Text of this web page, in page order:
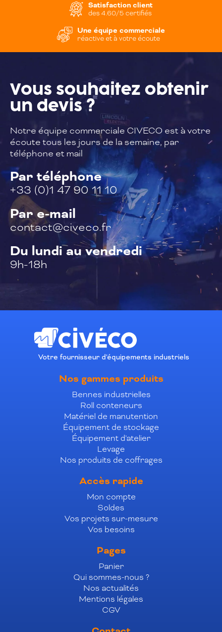
Satisfaction client
des 4.60/5 certifiés
Une équipe commerciale
réactive et à votre écoute
Vous souhaitez obtenir
un devis ?
Notre équipe commerciale CIVECO est àvotre
écoute tous les jours de la semaine, par
téléphone et mail
Par téléphone
+33 (0)1 47 90 11 10
Par e-mail
contact@civeco.fr
Du lundi au vendredi
9h-18h
Votre fournisseur d'équipements industriels
Nos gammes produits
Bennes industrielles
Roll conteneurs
Matériel de manutention
Équipement de stockage
Équipement d'atelier
Levage
Nos produits de coffrages
Accès rapide
Mon compte
Soldes
Vos projets sur-mesure
Vos besoins
Pages
Panier
Qui sommes-nous ?
Nos actualités
Mentions légales
CGV